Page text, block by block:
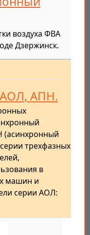
воздуха ФВА
Дзержинск.
АОЛ, АПН.
трехфазных
в
машин и
серии АОЛ: